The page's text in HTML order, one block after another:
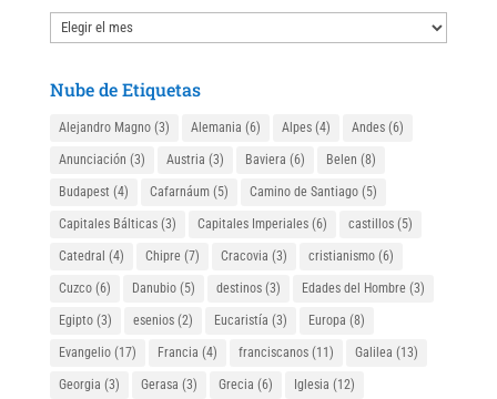
Nuestro
Archivo
Nube de Etiquetas
Alejandro Magno(3) Alemania (6) Alpes(4) Andes(6)
Anunciación (3) Austria (3) Baviera (6) Belen (8)
Budapest (4) Cafarnáum(5) Camino de Santiago(5)
Capitales Bálticas(3) Capitales Imperiales(6) castillos(5)
Catedral (4) Chipre (7) Cracovia (3) cristianismo(6)
Cuzco(6) Danubio(5) destinos(3) Edades del Hombre (3)
Egipto(3) esenios(2) Eucaristía (3) Europa (8)
Evangelio(17) Francia (4) franciscanos(11) Galilea (13)
Georgia (3) Gerasa (3) Grecia (6) Iglesia (12)